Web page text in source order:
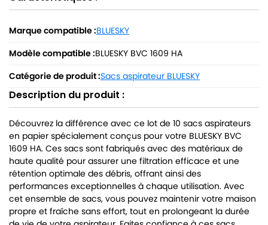
Marque compatible :BLUESKY
Modèle compatible :BLUESKY BVC 1609 HA
Catégorie de produit :Sacs aspirateur BLUESKY
Description du produit :
Découvrez la différence avec ce lot de 10 sacs aspirateurs
en papier spécialement conçus pour votre BLUESKY BVC
1609 HA. Ces sacs sont fabriqués avec des matériaux de
haute qualité pour assurer une filtration efficace et une
rétention optimale des débris, offrant ainsi des
performances exceptionnelles à chaque utilisation. Avec
cet ensemble de sacs, vous pouvez maintenir votre maison
propre et fraîche sans effort, tout en prolongeant la durée